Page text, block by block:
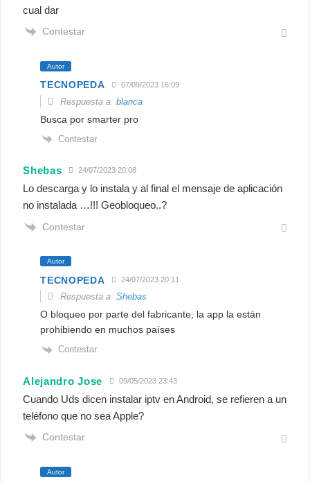
cual dar
Contestar
Autor
TECNOPEDA 07/09/2023 16:09
Respuesta ablanca
Busca por smarter pro
Contestar
Shebas 24/07/2023 20:08
Lo descarga y lo instala y al final el mensaje de aplicación
no instalada …!!! Geobloqueo..?
Contestar
Autor
TECNOPEDA 24/07/2023 20:11
Respuesta aShebas
O bloqueo por parte del fabricante, la app la están
prohibiendo en muchos países
Contestar
Alejandro Jose 09/05/2023 23:43
Cuando Uds dicen instalar iptv en Android, se refieren a un
teléfono que no sea Apple?
Contestar
Autor